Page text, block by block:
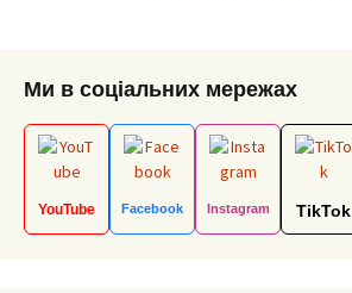
Ми в соціальних мережах
YouTube Facebook Instagram TikTok